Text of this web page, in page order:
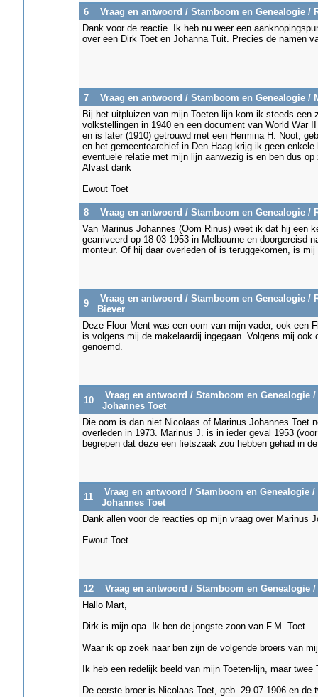
6 Vraag en antwoord / Stamboom en Genealogie /
Dank voor de reactie. Ik heb nu weer een
over een Dirk Toet en Johanna Tuit. Precies de namen
7 Vraag en antwoord / Stamboom en Genealogie /
Bij het uitpluizen van mijn Toeten-lijn kom ik steeds
volkstellingen in 1940 en een document van World War
en is later (1910) getrouwd met een Hermina H. Noot,
en het gemeentearchief in Den Haag krijg ik geen
eventuele relatie met mijn lijn aanwezig is en ben dus
Alvast dank
Ewout Toet
8 Vraag en antwoord / Stamboom en Genealogie /
Van Marinus Johannes (Oom Rinus) weet ik dat hij een
gearriveerd op 18-03-1953 in Melbourne en doorgereisd
monteur. Of hij daar overleden of is teruggekomen, is mij
9 Vraag en antwoord / Stamboom en Genealogie /
Biever
Deze Floor Ment was een oom van mijn vader, ook een
is volgens mij de makelaardij ingegaan. Volgens mij
genoemd.
10 Vraag en antwoord / Stamboom en Genealogie /
Johannes Toet
Die oom is dan niet Nicolaas of Marinus Johannes Toet
overleden in 1973. Marinus J. is in ieder geval 1953
begrepen dat deze een fietszaak zou hebben gehad in
11 Vraag en antwoord / Stamboom en Genealogie /
Johannes Toet
Dank allen voor de reacties op mijn vraag over Marinus
Ewout Toet
12 Vraag en antwoord / Stamboom en Genealogie /
Hallo Mart,
Dirk is mijn opa. Ik ben de jongste zoon van F.M. Toet.
Waar ik op zoek naar ben zijn de volgende broers van
Ik heb een redelijk beeld van mijn Toeten-lijn, maar
De eerste broer is Nicolaas Toet, geb. 29-07-1906 en